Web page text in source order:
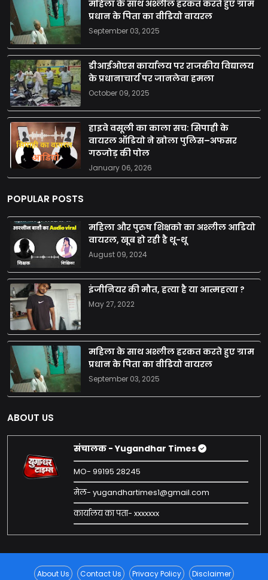
महिला के साथ अश्लील हरकत करते हुए ग्राम
प्रधान के पिता का वीडियो वायरल
September 03, 2025
डीआईओएस कार्यालय पर राजकीय विद्यालय
के प्रधानाचार्य पर जानलेवा हमला
October 09, 2025
हाइवे वसूली का काला सच: सिपाही के
वायरल ऑडियो ने खोला पुलिस–अफसर
गठजोड़ की पोल
January 06, 2026
POPULAR POSTS
महिला और पुरुष शिक्षको का अश्लील आडियो
वायरल, खूब हो रही है थू-थू
August 09, 2024
इंजीनियर की मौत, हत्या है या आत्महत्या ?
May 27, 2022
महिला के साथ अश्लील हरकत करते हुए ग्राम
प्रधान के पिता का वीडियो वायरल
September 03, 2025
ABOUT US
संचालक - Yugandhar Times
MO- 99195 28245
मेल- yugandhartimes1@gmail.com
कार्यालय का पता- xxxxxxx
About Us Contact Us Privacy Policy Disclaimer